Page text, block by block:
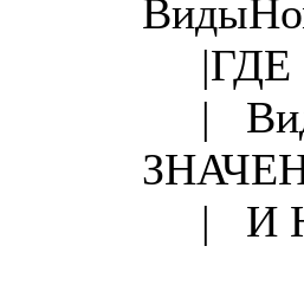
|ГДЕ
|
| И НЕ